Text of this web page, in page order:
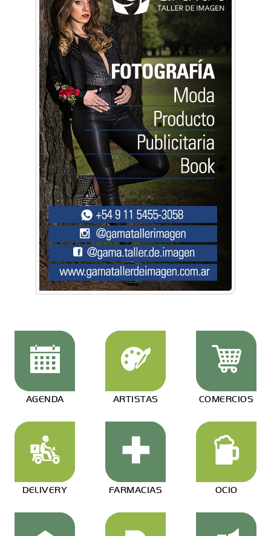
Música, teatro, yoga, danza y mucho más:
Conocé todos los talleres para aprender y
disfrutar en la Zona Oeste
AGENDA ARTISTAS COMERCIOS
DELIVERY FARMACIAS OCIO